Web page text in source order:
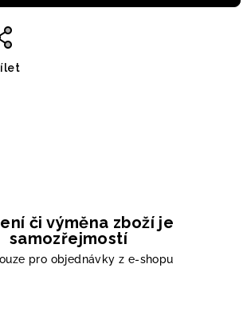
či výměna zboží je
samozřejmostí
pro objednávky z e-shopu